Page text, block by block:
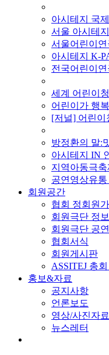
아시테지 국
서울 아시테
서울어린이
아시테지 K-
전국어린이연
세계 어린이
어린이가 행
[저널] 어린이
방정환의 말:
아시테지 IN
지역아동극축
공연영상유통
회원공간
협회 정회원
회원극단 정보
회원극단 공
협회서식
회원게시판
ASSITEJ 총
홍보&자료
공지사항
언론보도
영상/사진자료
뉴스레터